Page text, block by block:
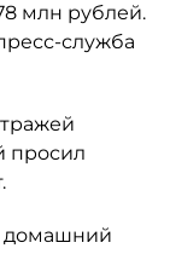
млн рублей.
служба
просил
домашний